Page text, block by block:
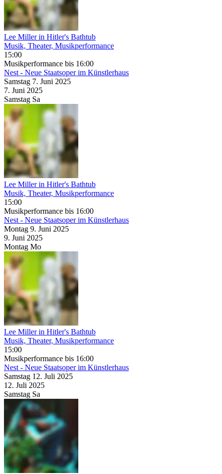
Lee Miller in Hitler's Bathtub
Musik, Theater, Musikperformance
15:00
Musikperformance bis 16:00
Nest - Neue Staatsoper im Künstlerhaus
Samstag 7. Juni 2025
7. Juni 2025
Samstag Sa
Lee Miller in Hitler's Bathtub
Musik, Theater, Musikperformance
15:00
Musikperformance bis 16:00
Nest - Neue Staatsoper im Künstlerhaus
Montag 9. Juni 2025
9. Juni 2025
Montag Mo
Lee Miller in Hitler's Bathtub
Musik, Theater, Musikperformance
15:00
Musikperformance bis 16:00
Nest - Neue Staatsoper im Künstlerhaus
Samstag 12. Juli 2025
12. Juli 2025
Samstag Sa